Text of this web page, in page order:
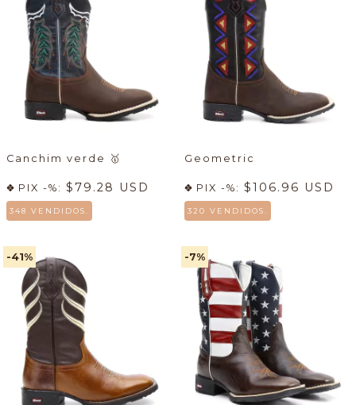
Canchim verde 🥇
PIX -%: $79.28 USD
348 VENDIDOS.
Geometric
PIX -%: $106.96 USD
320 VENDIDOS.
-41% -7%